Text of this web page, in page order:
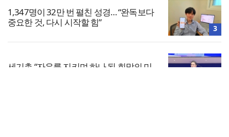
1,347명이 32만 번 펼친 성경… “완독보다
중요한 것, 다시 시작할 힘”
3
세기총 “자유를 지키며 하나 된 희망의 미